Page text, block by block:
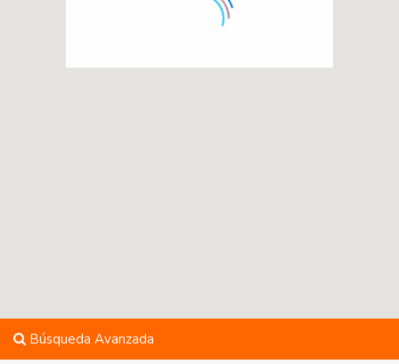
Búsqueda Avanzada